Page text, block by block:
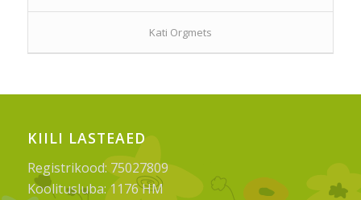
Kati Orgmets
KIILI LASTEAED
Registrikood: 75027809
Koolitusluba: 1176 HM